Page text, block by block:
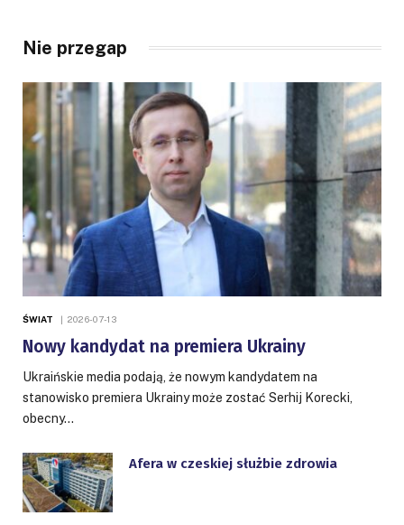
Nie przegap
ŚWIAT 2026-07-13
Nowy kandydat na premiera Ukrainy
Ukraińskie media podają, że nowym kandydatem na
stanowisko premiera Ukrainy może zostać Serhij Korecki,
obecny…
Afera w czeskiej służbie zdrowia